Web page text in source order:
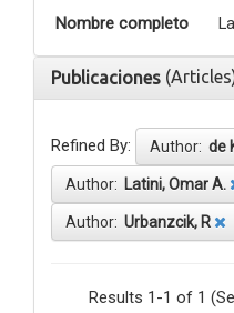
Nombre completo
Publicaciones
Refined By: Author: de
Author: Latini, Omar A.
Author: Urbanzcik, R
Results 1-1 of 1